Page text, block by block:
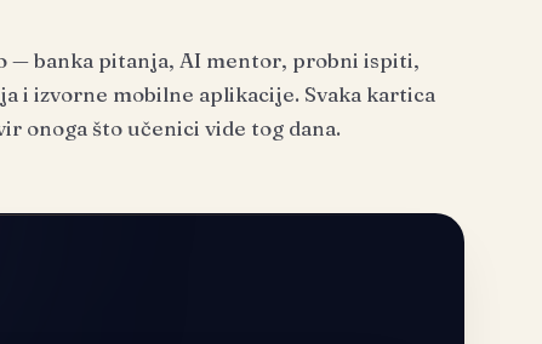
— banka pitanja, AI mentor, probni ispiti,
i izvorne mobilne aplikacije. Svaka kartica
onoga što učenici vide tog dana.